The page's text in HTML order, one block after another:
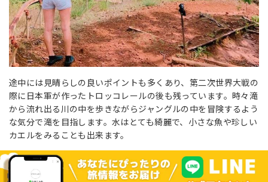
途中には見晴らしの良いポイントも多くあり、第二次世界大戦の
際に日本軍が作ったトロッコレールの後も残っています。時々滝
から流れ出る川の中を歩きながらジャングルの中を冒険するよう
な気分で滝を目指します。水はとても綺麗で、小さな魚や珍しい
カエルをみることも出来ます。